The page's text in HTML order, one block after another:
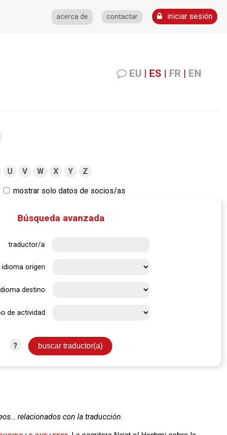
acerca de contactar iniciar sesión
EU | ES | FR | EN
U V W X Y Z
mostrar solo datos de socios/as
Búsqueda avanzada
traductor/a
idioma origen
destino
de actividad
?
relacionados con la traducción.